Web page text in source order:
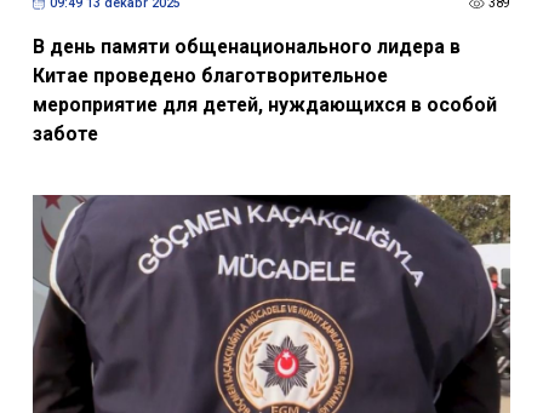
09:49 13 dekabr 2025 389
В день памяти общенационального лидера в
Китае проведено благотворительное
мероприятие для детей, нуждающихся в особой
заботе